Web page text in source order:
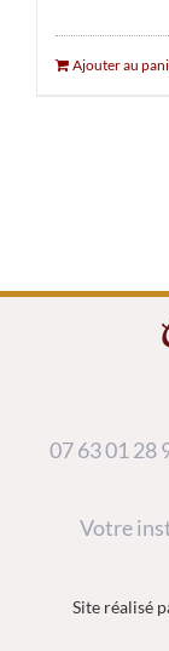
Ajouter au
07 63 01 28
Votre
Site réalisé